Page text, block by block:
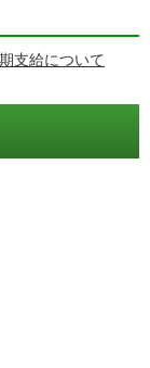
支給について